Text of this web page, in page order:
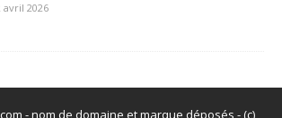
avril 2026
- nom de domaine et marque déposés - (c)